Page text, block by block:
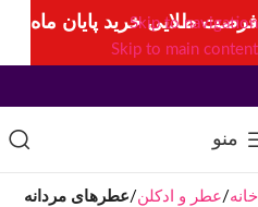
Skip to navigation
Skip to main content
منو
خانه عطر و ادکلن عطرهای مردانه
فرصت طلایی خرید پایان ماه